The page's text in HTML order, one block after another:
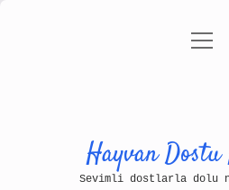
Gizlilik
Hayvan
Sevimli dostlarla